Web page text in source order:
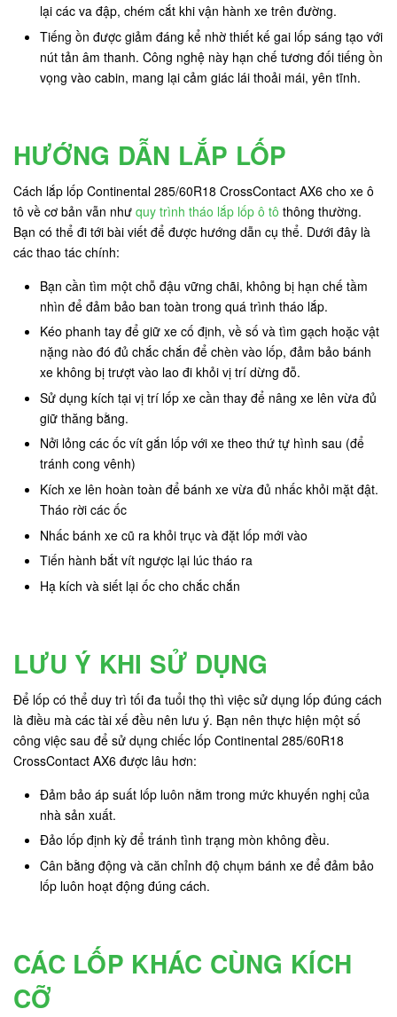
lại các va đập, chém cắt khi vận hành xe trên đường.
Tiếng ồn được giảm đáng kể nhờ thiết kế gai lốp sáng tạo với
nút tản âm thanh. Công nghệ này hạn chế tương đối tiếng ồn
vọng vào cabin, mang lại cảm giác lái thoải mái, yên tĩnh.
HƯỚNG DẪN LẮP LỐP
Cách lắp lốp Continental 285/60R18 CrossContact AX6 cho xe ô
tô về cơ bản vẫn như quy trình tháo lắp lốp ô tô thông thường.
Bạn có thể đi tới bài viết để được hướng dẫn cụ thể. Dưới đây là
các thao tác chính:
Bạn cần tìm một chỗ đậu vững chãi, không bị hạn chế tầm
nhìn để đảm bảo ban toàn trong quá trình tháo lắp.
Kéo phanh tay để giữ xe cố định, về số và tìm gạch hoặc vật
nặng nào đó đủ chắc chắn để chèn vào lốp, đảm bảo bánh
xe không bị trượt vào lao đi khỏi vị trí dừng đỗ.
Sử dụng kích tại vị trí lốp xe cần thay để nâng xe lên vừa đủ
giữ thăng bằng.
Nởi lỏng các ốc vít gắn lốp với xe theo thứ tự hình sau (để
tránh cong vênh)
Kích xe lên hoàn toàn để bánh xe vừa đủ nhấc khỏi mặt đật.
Tháo rời các ốc
Nhấc bánh xe cũ ra khỏi trục và đặt lốp mới vào
Tiến hành bắt vít ngược lại lúc tháo ra
Hạ kích và siết lại ốc cho chắc chắn
LƯU Ý KHI SỬ DỤNG
Để lốp có thể duy trì tối đa tuổi thọ thì việc sử dụng lốp đúng cách
là điều mà các tài xế đều nên lưu ý. Bạn nên thực hiện một số
công việc sau để sử dụng chiếc lốp Continental 285/60R18
CrossContact AX6 được lâu hơn:
Đảm bảo áp suất lốp luôn nằm trong mức khuyến nghị của
nhà sản xuất.
Đảo lốp định kỳ để tránh tình trạng mòn không đều.
Cân bằng động và căn chỉnh độ chụm bánh xe để đảm bảo
lốp luôn hoạt động đúng cách.
CÁC LỐP KHÁC CÙNG KÍCH
CỠ